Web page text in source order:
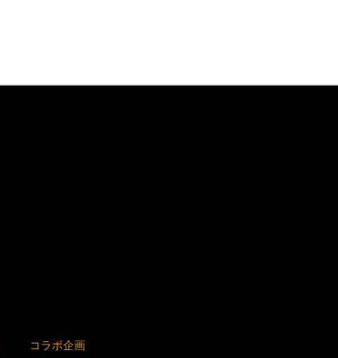
コラボ企画